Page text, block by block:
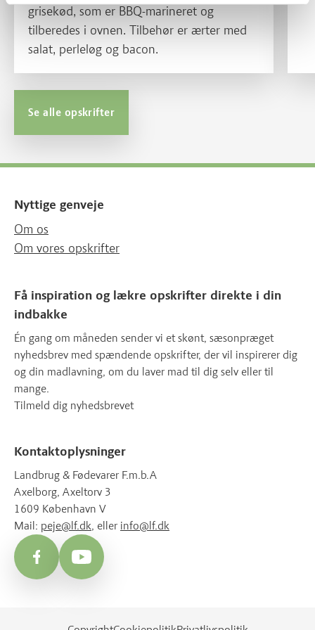
grisekød, som er BBQ-marineret og
tilberedes i ovnen. Tilbehør er ærter med
salat, perleløg og bacon.
Se alle opskrifter
Nyttige genveje
Om os
Om vores opskrifter
Få inspiration og lækre opskrifter direkte i din
indbakke
Én gang om måneden sender vi et skønt, sæsonpræget
nyhedsbrev med spændende opskrifter, der vil inspirerer dig
og din madlavning, om du laver mad til dig selv eller til
mange.
Tilmeld dig nyhedsbrevet
Kontaktoplysninger
Landbrug & Fødevarer F.m.b.A
Axelborg, Axeltorv 3
1609 København V
Mail: peje@lf.dk, eller info@lf.dk
FacebookYouTube